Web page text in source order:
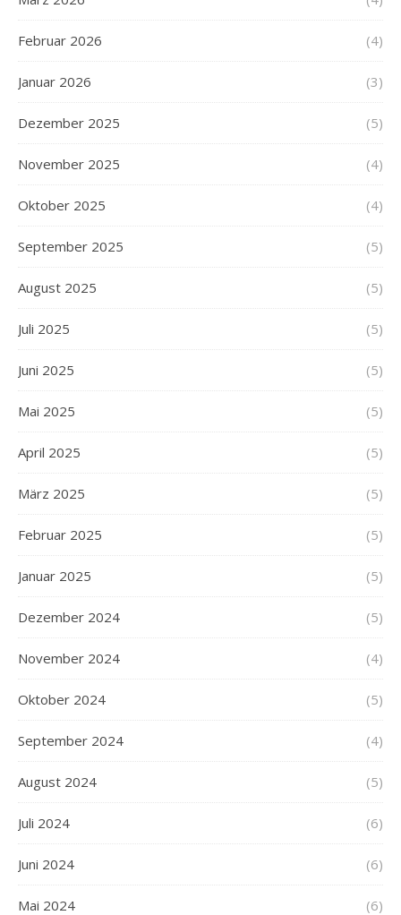
Februar 2026 (4)
Januar 2026 (3)
Dezember 2025 (5)
November 2025 (4)
Oktober 2025 (4)
September 2025 (5)
August 2025 (5)
Juli 2025 (5)
Juni 2025 (5)
Mai 2025 (5)
April 2025 (5)
März 2025 (5)
Februar 2025 (5)
Januar 2025 (5)
Dezember 2024 (5)
November 2024 (4)
Oktober 2024 (5)
September 2024 (4)
August 2024 (5)
Juli 2024 (6)
Juni 2024 (6)
Mai 2024 (6)